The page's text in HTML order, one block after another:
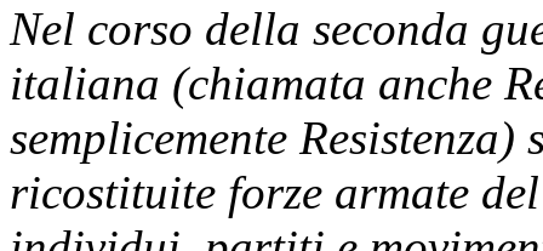
Nel corso della seconda
italiana (chiamata anche
semplicemente
ricostituite forze armate